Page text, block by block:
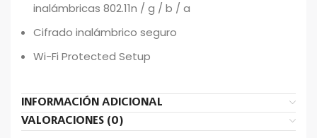
inalámbricas 802.11n / g / b / a
Cifrado inalámbrico seguro
Wi-Fi Protected Setup
INFORMACIÓN ADICIONAL
VALORACIONES (0)